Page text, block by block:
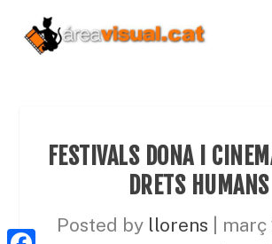
FESTIVALS DONA I
DRETS HUMANS
Posted by llorens març